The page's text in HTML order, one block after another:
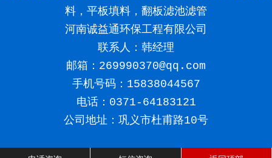
料，平板填料，翻板滤池滤管
河南诚益通环保工程有限公司
联系人：韩经理
邮箱：269990370@qq.com
手机号码： 15838044567
电话：0371-64183121
公司地址：巩义市杜甫路10号